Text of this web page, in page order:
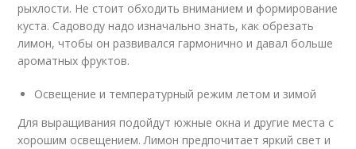
рыхлости. Не стоит обходить вниманием и формирование
куста. Садоводу надо изначально знать, как обрезать
лимон, чтобы он развивался гармонично и давал больше
ароматных фруктов.
Освещение и температурный режим летом и зимой
Для выращивания подойдут южные окна и другие места с
хорошим освещением. Лимон предпочитает яркий свет и